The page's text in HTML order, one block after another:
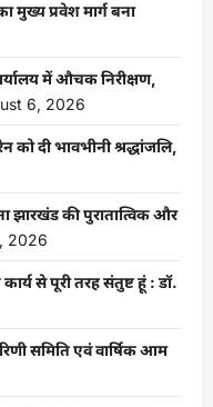
मुख्य प्रवेश मार्ग बना
में औचक निरीक्षण,
6, 2026
दी भावभीनी श्रद्धांजलि,
झारखंड की पुरातात्विक और
2026
से पूरी तरह संतुष्ट हूं : डॉ.
समिति एवं वार्षिक आम